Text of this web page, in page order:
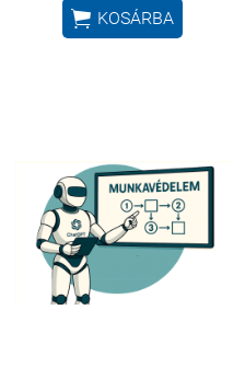
 KOSÁRBA